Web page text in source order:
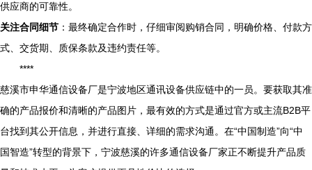
供应商的可靠性。
关注合同细节 ：最终确定合作时，仔细审阅购销合同，明确价格、付款方
式、交货期、质保条款及违约责任等。
****
慈溪市申华通信设备厂是宁波地区通讯设备供应链中的一员。要获取其准
确的产品报价和清晰的产品图片，最有效的方式是通过官方或主流B2B平
台找到其公开信息，并进行直接、详细的需求沟通。在“中国制造”向“中
国智造”转型的背景下，宁波慈溪的许多通信设备厂家正不断提升产品质